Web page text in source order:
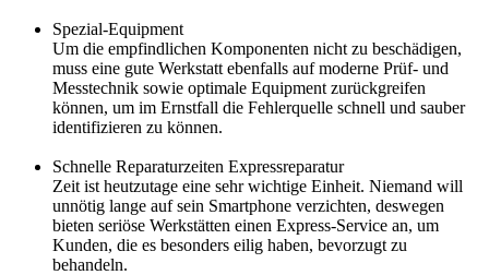
Spezial-Equipment
Um die empfindlichen Komponenten nicht zu beschädigen,
muss eine gute Werkstatt ebenfalls auf moderne Prüf- und
Messtechnik sowie optimale Equipment zurückgreifen
können, um im Ernstfall die Fehlerquelle schnell und sauber
identifizieren zu können.
Schnelle Reparaturzeiten Expressreparatur
Zeit ist heutzutage eine sehr wichtige Einheit. Niemand will
unnötig lange auf sein Smartphone verzichten, deswegen
bieten seriöse Werkstätten einen Express-Service an, um
Kunden, die es besonders eilig haben, bevorzugt zu
behandeln.